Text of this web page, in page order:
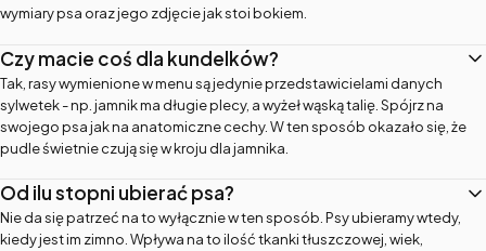
wymiary psa oraz jego zdjęcie jak stoi bokiem.
Czy macie coś dla kundelków?
Tak, rasy wymienione w menu są jedynie przedstawicielami danych
sylwetek - np. jamnik ma długie plecy, a wyżeł wąską talię. Spójrz na
swojego psa jak na anatomiczne cechy. W ten sposób okazało się, że
pudle świetnie czują się w kroju dla jamnika.
Od ilu stopni ubierać psa?
Nie da się patrzeć na to wyłącznie w ten sposób. Psy ubieramy wtedy,
kiedy jest im zimno. Wpływa na to ilość tkanki tłuszczowej, wiek,